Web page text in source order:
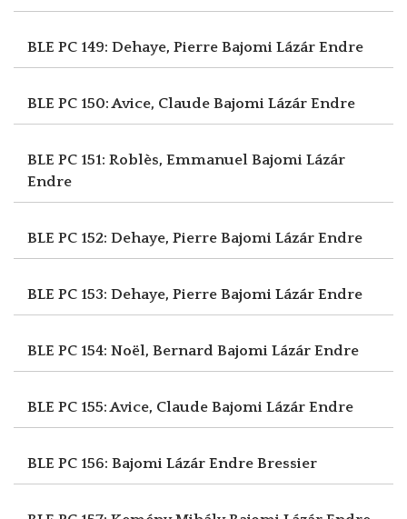
BLE PC 149: Dehaye, Pierre Bajomi Lázár Endre
BLE PC 150: Avice, Claude Bajomi Lázár Endre
BLE PC 151: Roblès, Emmanuel Bajomi Lázár
Endre
BLE PC 152: Dehaye, Pierre Bajomi Lázár Endre
BLE PC 153: Dehaye, Pierre Bajomi Lázár Endre
BLE PC 154: Noël, Bernard Bajomi Lázár Endre
BLE PC 155: Avice, Claude Bajomi Lázár Endre
BLE PC 156: Bajomi Lázár Endre Bressier